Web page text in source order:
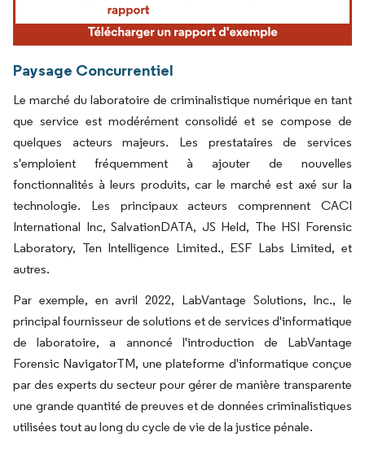
Paysage Concurrentiel
Le marché du laboratoire de criminalistique numérique en tant
que service est modérément consolidé et se compose de
quelques acteurs majeurs. Les prestataires de services
s'emploient fréquemment à ajouter de nouvelles
fonctionnalités à leurs produits, car le marché est axé sur la
technologie. Les principaux acteurs comprennent CACI
International Inc, SalvationDATA, JS Held, The HSI Forensic
Laboratory, Ten Intelligence Limited., ESF Labs Limited, et
autres.
Par exemple, en avril 2022, LabVantage Solutions, Inc., le
principal fournisseur de solutions et de services d'informatique
de laboratoire, a annoncé l'introduction de LabVantage
Forensic NavigatorTM, une plateforme d'informatique conçue
par des experts du secteur pour gérer de manière transparente
une grande quantité de preuves et de données criminalistiques
utilisées tout au long du cycle de vie de la justice pénale.